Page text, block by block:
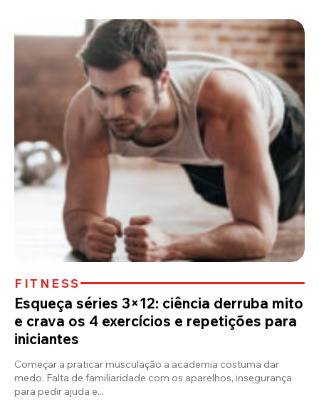
FITNESS
Esqueça séries 3×12: ciência derruba mito
e crava os 4 exercícios e repetições para
iniciantes
Começar a praticar musculação a academia costuma dar
medo. Falta de familiaridade com os aparelhos, insegurança
para pedir ajuda e...